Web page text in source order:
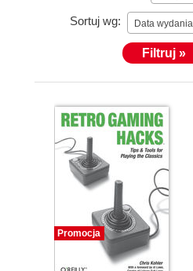
Sortuj wg: Data wydania
Filtruj »
Promocja